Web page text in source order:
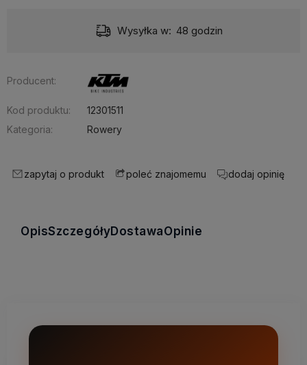
Wysyłka w: 48 godzin
Producent:
Kod produktu:
12301511
Kategoria:
Rowery
zapytaj o produkt poleć znajomemu dodaj opinię
OpisSzczegółyDostawaOpinie